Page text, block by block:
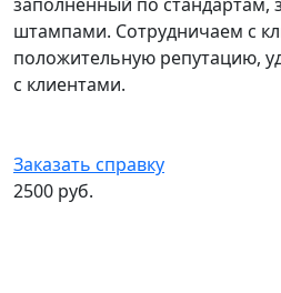
заполненный по стандартам,
штампами. Сотрудничаем с
положительную репутацию,
с клиентами.
Заказать справку
2500 руб.